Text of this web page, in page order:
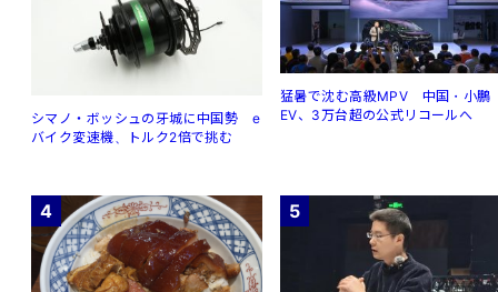
シマノ・ボッシュの牙城に中国勢 e
バイク変速機、トルク2倍で挑む
猛暑で沈む高級MPV 中国・小鵬
EV、3万台超の公式リコールへ
4 5